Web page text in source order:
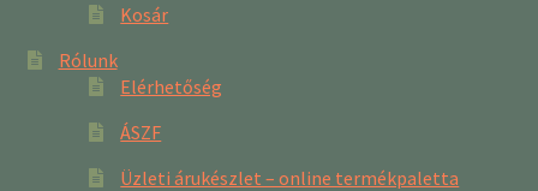
Kosár
Rólunk
Elérhetőség
ÁSZF
Üzleti árukészlet – online termékpaletta